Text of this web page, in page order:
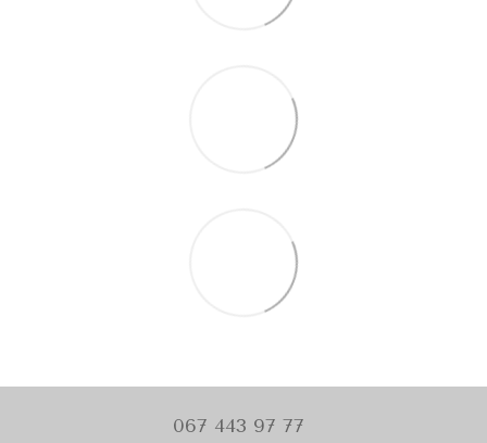
067 443 97 77